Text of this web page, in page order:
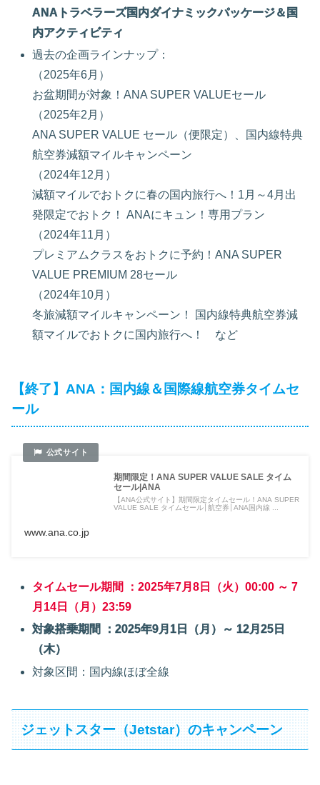
ANAトラベラーズ国内ダイナミックパッケージ＆国
内アクティビティ
過去の企画ラインナップ：
（2025年6月）
お盆期間が対象！ANA SUPER VALUEセール
（2025年2月）
ANA SUPER VALUE セール（便限定）、国内線特典
航空券減額マイルキャンペーン
（2024年12月）
減額マイルでおトクに春の国内旅行へ！1月～4月出
発限定でおトク！ ANAにキュン！専用プラン
（2024年11月）
プレミアムクラスをおトクに予約！ANA SUPER
VALUE PREMIUM 28セール
（2024年10月）
冬旅減額マイルキャンペーン！ 国内線特典航空券減
額マイルでおトクに国内旅行へ！ など
【終了】ANA：国内線＆国際線航空券タイムセ
ール
期間限定！ANA SUPER VALUE SALE タイム
セール|ANA
【ANA公式サイト】期間限定タイムセール！ANA SUPER
VALUE SALE タイムセール│航空券│ANA国内線 ...
www.ana.co.jp
タイムセール期間 ：2025年7月8日（火）00:00 ～ 7
月14日（月）23:59
対象搭乗期間 ：2025年9月1日（月）～ 12月25日
（木）
対象区間：国内線ほぼ全線
ジェットスター（Jetstar）のキャンペーン